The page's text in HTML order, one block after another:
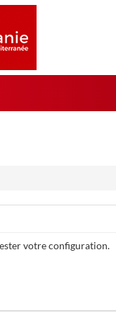
votre configuration.